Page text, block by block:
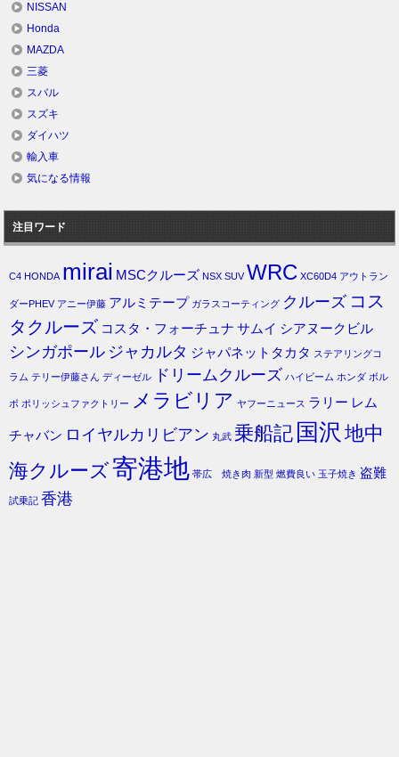
NISSAN
Honda
MAZDA
三菱
スバル
スズキ
ダイハツ
輸入車
気になる情報
注目ワード
C4 HONDA mirai MSCクルーズ NSX SUV WRC XC60D4 アウトラン
ダーPHEV アニー伊藤 アルミテープ ガラスコーティング クルーズ コス
タクルーズ コスタ・フォーチュナ サムイ シアヌークビル
シンガポール ジャカルタ ジャパネットタカタ ステアリングコ
ラム テリー伊藤さん ディーゼル ドリームクルーズ ハイビーム ホンダ ボル
ボ ポリッシュファクトリー メラビリア ヤフーニュース ラリー レム
チャバン ロイヤルカリビアン 丸武 乗船記 国沢 地中
海クルーズ寄港地 帯広 焼き肉 新型 燃費良い 玉子焼き 盗難
試乗記 香港